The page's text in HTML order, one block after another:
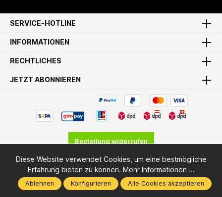
SERVICE-HOTLINE
INFORMATIONEN
RECHTLICHES
JETZT ABONNIEREN
Bestellung widerrufen
* Alle Preise inkl. gesetzl. Mehrwertsteuer zzgl.Versandkosten
und ggf. Nachnahmegebühren, wenn nicht anders angegeben.
© 2009 - 2026 MX-Bude
Diese Website verwendet Cookies, um eine bestmögliche
Erfahrung bieten zu können. Mehr Informationen ...
Ablehnen Konfigurieren Alle Cookies akzeptieren